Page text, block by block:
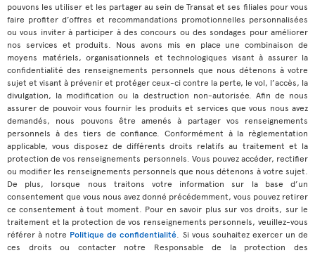
pouvons les utiliser et les partager au sein de Transat et ses filiales pour vous
faire profiter d’offres et recommandations promotionnelles personnalisées
ou vous inviter à participer à des concours ou des sondages pour améliorer
nos services et produits. Nous avons mis en place une combinaison de
moyens matériels, organisationnels et technologiques visant à assurer la
confidentialité des renseignements personnels que nous détenons à votre
sujet et visant à prévenir et protéger ceux-ci contre la perte, le vol, l’accès, la
divulgation, la modification ou la destruction non-autorisée. Afin de nous
assurer de pouvoir vous fournir les produits et services que vous nous avez
demandés, nous pouvons être amenés à partager vos renseignements
personnels à des tiers de confiance. Conformément à la règlementation
applicable, vous disposez de différents droits relatifs au traitement et la
protection de vos renseignements personnels. Vous pouvez accéder, rectifier
ou modifier les renseignements personnels que nous détenons à votre sujet.
De plus, lorsque nous traitons votre information sur la base d’un
consentement que vous nous avez donné précédemment, vous pouvez retirer
ce consentement à tout moment. Pour en savoir plus sur vos droits, sur le
traitement et la protection de vos renseignements personnels, veuillez-vous
référer à notre Politique de confidentialité . Si vous souhaitez exercer un de
ces droits ou contacter notre Responsable de la protection des